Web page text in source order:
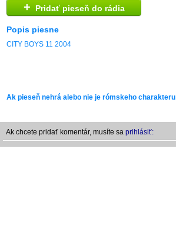
+ Pridať pieseň do rádia
Popis piesne
CITY BOYS 11 2004
Ak pieseň nehrá alebo nie je rómskeho charakteru
Ak chcete pridať komentár, musíte sa prihlásiť: